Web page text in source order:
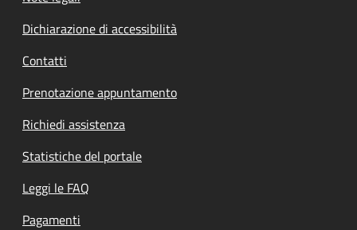
Dichiarazione di accessibilità
Contatti
Prenotazione appuntamento
Richiedi assistenza
Statistiche del portale
Leggi le FAQ
Pagamenti